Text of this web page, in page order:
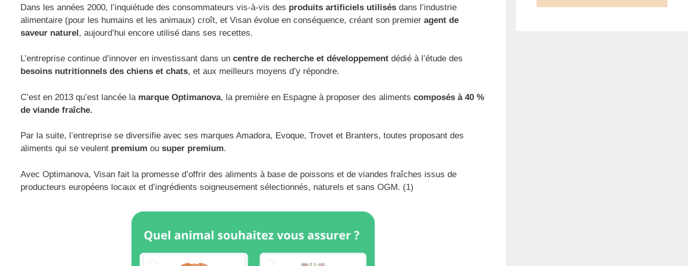
Dans les années 2000, l’inquiétude des consommateurs vis-à-vis des produits artificiels utilisés dans l’industrie
alimentaire (pour les humains et les animaux) croît, et Visan évolue en conséquence, créant son premier agent de
saveur naturel, aujourd’hui encore utilisé dans ses recettes.
L’entreprise continue d’innover en investissant dans un centre de recherche et développement dédié à l’étude des
besoins nutritionnels des chiens et chats, et aux meilleurs moyens d’y répondre.
C’est en 2013 qu’est lancée la marque Optimanova, la première en Espagne à proposer des aliments composés à 40 %
de viande fraîche.
Par la suite, l’entreprise se diversifie avec ses marques Amadora, Evoque, Trovet et Branters, toutes proposant des
aliments qui se veulent premium ou super premium.
Avec Optimanova, Visan fait la promesse d’offrir des aliments à base de poissons et de viandes fraîches issus de
producteurs européens locaux et d’ingrédients soigneusement sélectionnés, naturels et sans OGM. (1)